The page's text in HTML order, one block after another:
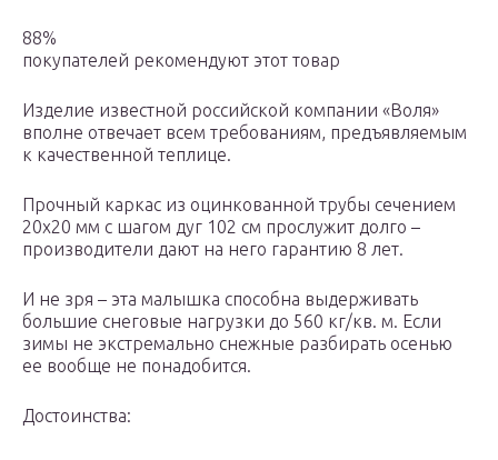
88%
покупателей рекомендуют этот товар
Изделие известной российской компании «Воля»
вполне отвечает всем требованиям, предъявляемым
к качественной теплице.
Прочный каркас из оцинкованной трубы сечением
20х20 мм с шагом дуг 102 см прослужит долго –
производители дают на него гарантию 8 лет.
И не зря – эта малышка способна выдерживать
большие снеговые нагрузки до 560 кг/кв. м. Если
зимы не экстремально снежные разбирать осенью
ее вообще не понадобится.
Достоинства: